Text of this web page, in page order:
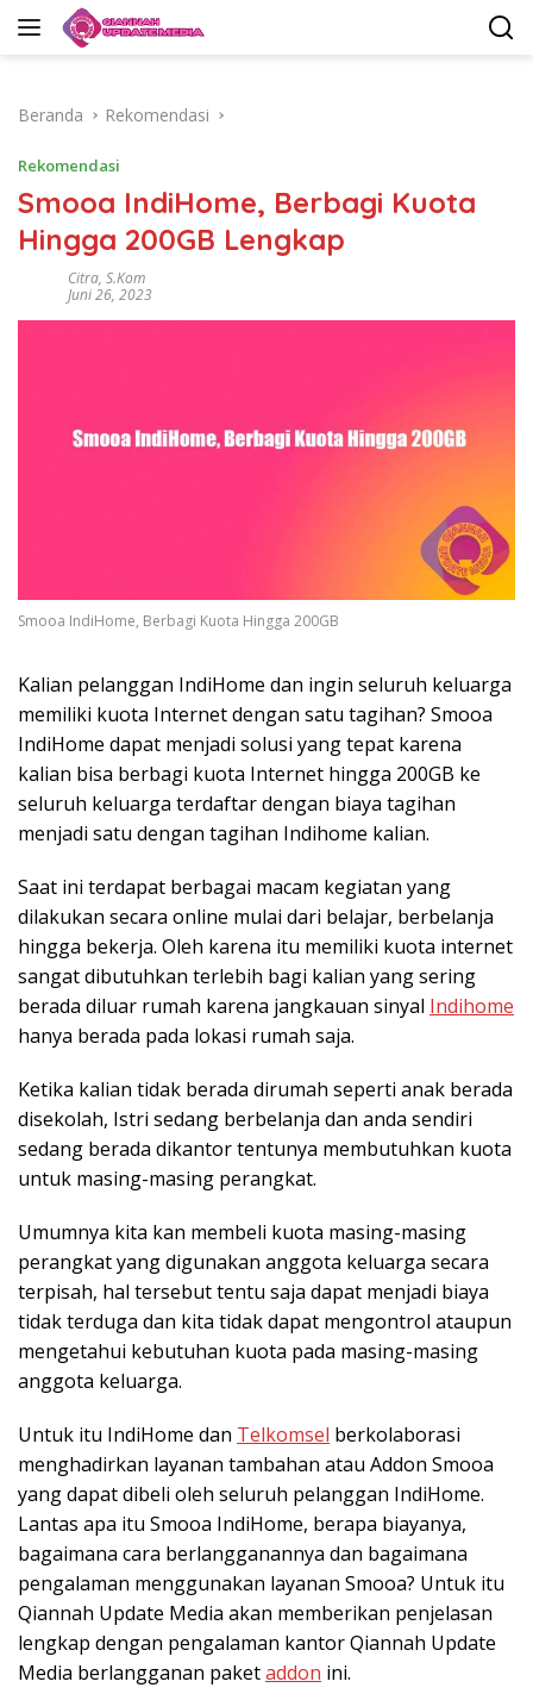
Langsung
Beranda Rekomendasi
Rekomendasi
Smooa IndiHome, Berbagi Kuota
Hingga 200GB Lengkap
Citra, S.Kom
Juni 26, 2023
Smooa IndiHome, Berbagi Kuota Hingga 200GB
Kalian pelanggan IndiHome dan ingin seluruh keluarga
memiliki kuota Internet dengan satu tagihan? Smooa
IndiHome dapat menjadi solusi yang tepat karena
kalian bisa berbagi kuota Internet hingga 200GB ke
seluruh keluarga terdaftar dengan biaya tagihan
menjadi satu dengan tagihan Indihome kalian.
Saat ini terdapat berbagai macam kegiatan yang
dilakukan secara online mulai dari belajar, berbelanja
hingga bekerja. Oleh karena itu memiliki kuota internet
sangat dibutuhkan terlebih bagi kalian yang sering
berada diluar rumah karena jangkauan sinyal Indihome
hanya berada pada lokasi rumah saja.
Ketika kalian tidak berada dirumah seperti anak berada
disekolah, Istri sedang berbelanja dan anda sendiri
sedang berada dikantor tentunya membutuhkan kuota
untuk masing-masing perangkat.
Umumnya kita kan membeli kuota masing-masing
perangkat yang digunakan anggota keluarga secara
terpisah, hal tersebut tentu saja dapat menjadi biaya
tidak terduga dan kita tidak dapat mengontrol ataupun
mengetahui kebutuhan kuota pada masing-masing
anggota keluarga.
Untuk itu IndiHome dan Telkomsel berkolaborasi
menghadirkan layanan tambahan atau Addon Smooa
yang dapat dibeli oleh seluruh pelanggan IndiHome.
Lantas apa itu Smooa IndiHome, berapa biayanya,
bagaimana cara berlangganannya dan bagaimana
pengalaman menggunakan layanan Smooa? Untuk itu
Qiannah Update Media akan memberikan penjelasan
lengkap dengan pengalaman kantor Qiannah Update
Media berlangganan paketaddon ini.